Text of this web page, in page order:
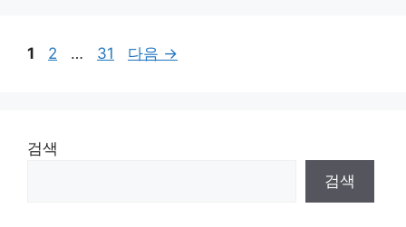
페
1
페
2 …
페
31 다음 →
검색
검색